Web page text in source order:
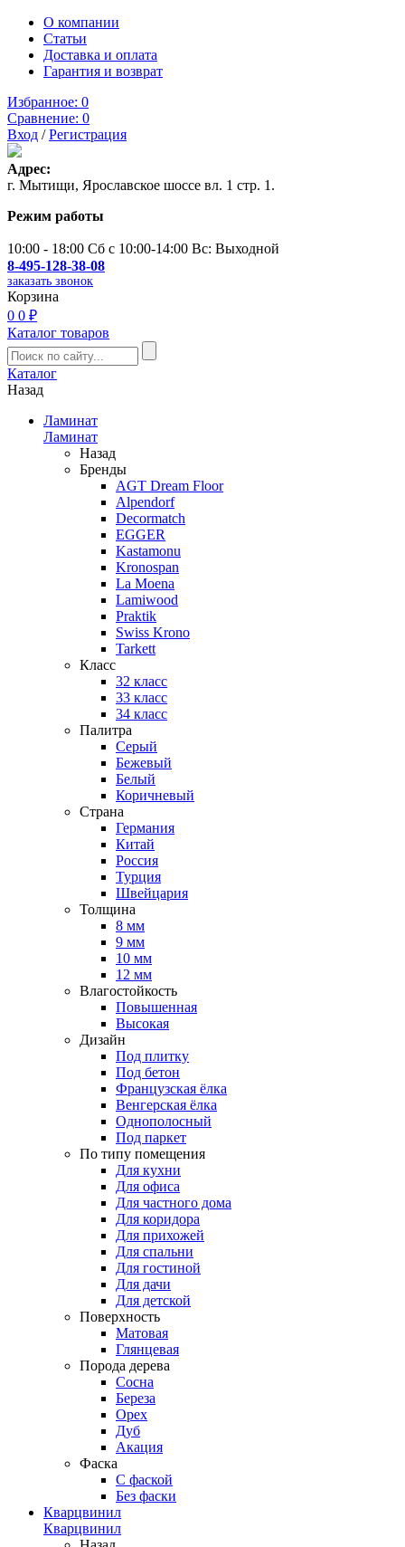
О компании
Статьи
Доставка и оплата
Гарантия и возврат
Избранное: 0
Сравнение: 0
Вход /Регистрация
Адрес:
г. Мытищи, Ярославское шоссе вл. 1 стр. 1.
Режим работы
10:00 - 18:00 Сб с 10:00-14:00 Вс: Выходной
8-495-128-38-08
заказать звонок
Корзина
0 0 ₽
Каталог товаров
Каталог
Назад
Ламинат
Ламинат
Назад
Бренды
AGT Dream Floor
Alpendorf
Decormatch
EGGER
Kastamonu
Kronospan
La Moena
Lamiwood
Praktik
Swiss Krono
Tarkett
Класс
32 класс
33 класс
34 класс
Палитра
Серый
Бежевый
Белый
Коричневый
Страна
Германия
Китай
Россия
Турция
Швейцария
Толщина
8 мм
9 мм
10 мм
12 мм
Влагостойкость
Повышенная
Высокая
Дизайн
Под плитку
Под бетон
Французская ёлка
Венгерская ёлка
Однополосный
Под паркет
По типу помещения
Для кухни
Для офиса
Для частного дома
Для коридора
Для прихожей
Для спальни
Для гостиной
Для дачи
Для детской
Поверхность
Матовая
Глянцевая
Порода дерева
Сосна
Береза
Орех
Дуб
Акация
Фаска
С фаской
Без фаски
Кварцвинил
Кварцвинил